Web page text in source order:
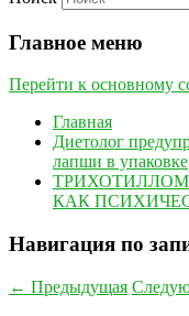
Главное меню
Перейти к основному
Главная
Диетолог
лапши в упаковке
КАК
Навигация по
← Предыдущая